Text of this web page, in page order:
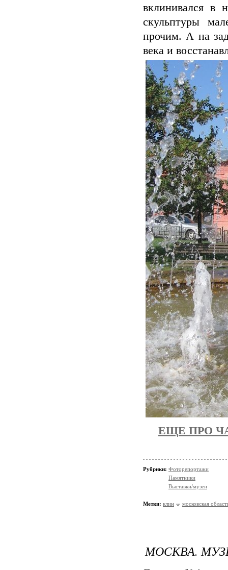
вклинивался в
скульптуры
прочим. А на
века и
ЕЩЕ ПРО
Рубрики: Фоторепортажи
Памятники
Выставки/музеи
Метки: клин московская
МОСКВА.